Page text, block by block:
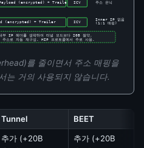
Payload (encrypted) + Trailer ICV 주소 은닉
(encrypted) + Trailer ICV
Inner IP 없음
(1:1 매핑)
IP 헤더를 생략하여 터널 모드보다 20B 절약.
소로 자동 재구성. HIP 프로토콜에서 주로 사용.
를 줄이면서 주소 매핑을
는 거의 사용되지 않습니다.
Tunnel
BEET
추가 (+20B
추가 (+20B